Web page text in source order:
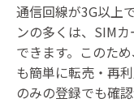
通信回線が3G以上
ンの多くは、SIM
できます。このた
も簡単に転売・再
のみの登録でも確